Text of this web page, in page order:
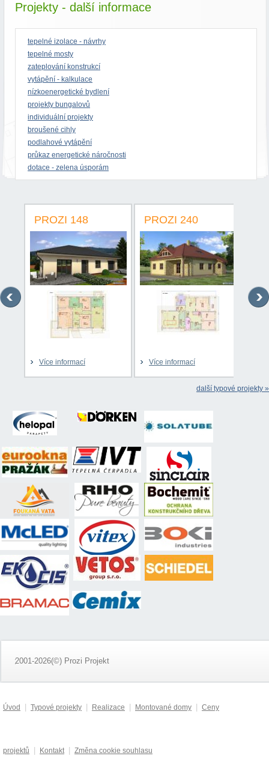
Projekty - další informace
tepelné izolace - návrhy
tepelné mosty
zateplování konstrukcí
vytápění - kalkulace
nízkoenergetické bydlení
projekty bungalovů
individuální projekty
broušené cihly
podlahové vytápění
průkaz energetické náročnosti
dotace - zelena úsporám
PROZI 148
Více informací
PROZI 240
Více informací
další typové projekty »
2001-2026(©) Prozi Projekt
Úvod Typové projekty Realizace Montované domy Ceny
projektů Kontakt Změna cookie souhlasu